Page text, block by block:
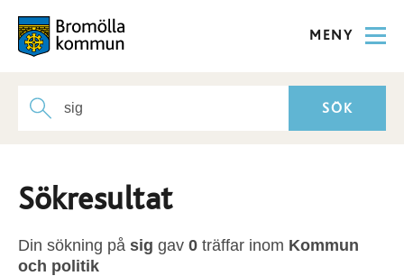
MENY
Sökresultat
Din sökning på sig gav 0 träffar inom Kommun
och politik